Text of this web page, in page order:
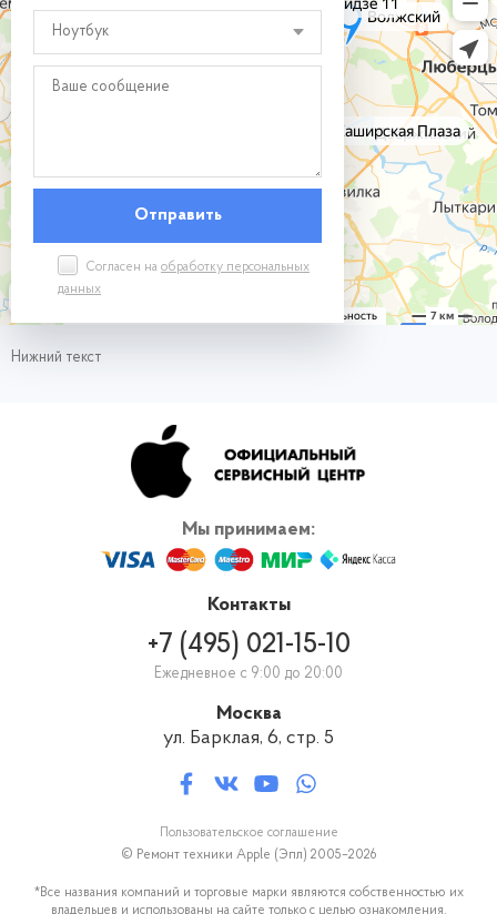
Ноутбук
Согласен на обработку персональных
данных
Нижний текст
Мы принимаем:
Контакты
+7 (495) 021-15-10
Ежедневное с 9:00 до 20:00
Москва
ул. Барклая, 6, стр. 5
Пользовательское соглашение
© Ремонт техники Apple (Эпл) 2005–2026
*Все названия компаний и торговые марки являются собственностью их
владельцев и использованы на сайте только с целью ознакомления.